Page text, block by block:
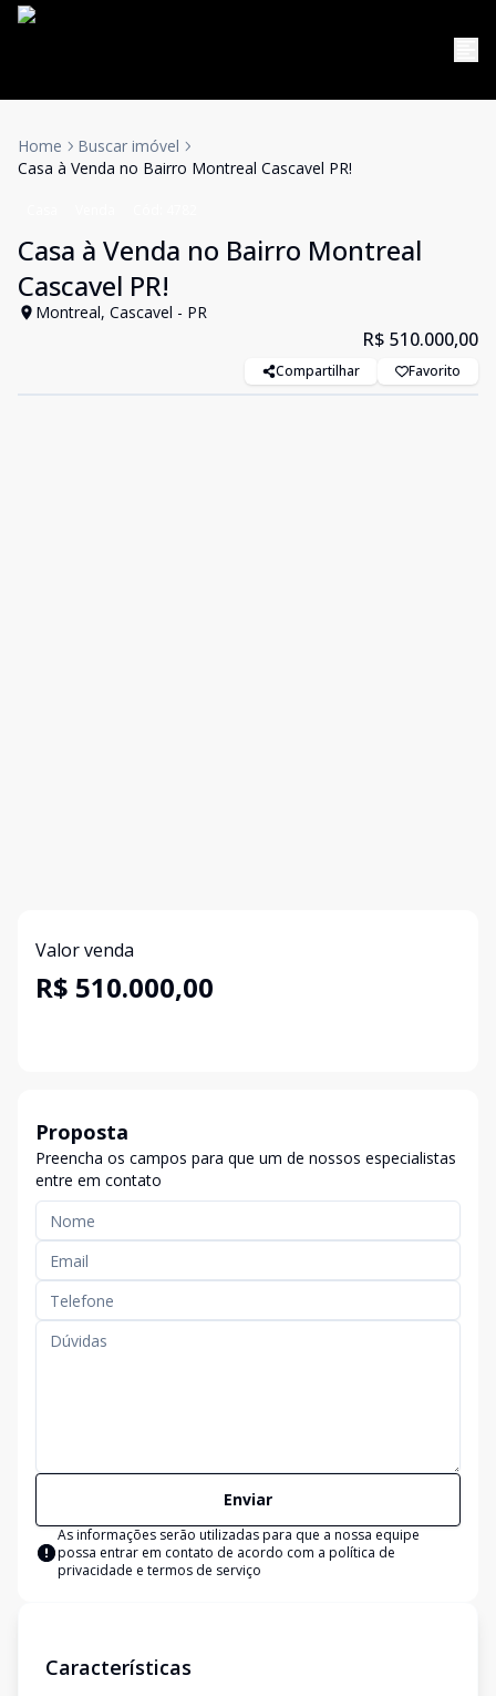
Home
Buscar imóvel
Casa à Venda no Bairro Montreal Cascavel PR!
Casa à Venda no Bairro Montreal
Cascavel PR!
Montreal, Cascavel - PR
R$ 510.000,00
Compartilhar Favorito
Valor venda
R$ 510.000,00
Proposta
Preencha os campos para que um de nossos especialistas
entre em contato
Enviar
As informações serão utilizadas para que a nossa equipe
possa entrar em contato de acordo com a política de
privacidade e termos de serviço
Características